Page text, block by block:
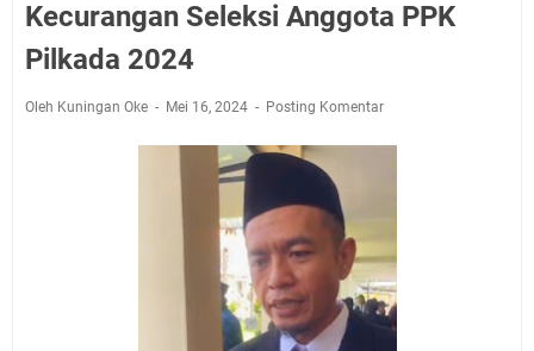
Kelaparan Meskipun Memiliki Sekarung Penuh Uang
Salat Lima Waktu itu Bukan Cuma Kewajiban, Tapi
juga Tempat Beristirahat yang Paling Menenangkan, Ini
Sangat Seru
Warga Mulai Kesulitan Air Bersih Akibat Kekeringan,
Polres Kuningan dan PAM Tirta Kamuning Salurakan
12 Ribu Liter
Uniku Jadi Tuan Rumah Pendampingan Penyusunan
Dokumen SPMI
Sudahkah Kita Merdeka Dari Hawa Nafsu?
Kecurangan Seleksi Anggota PPK
Pilkada 2024
Oleh Kuningan Oke Mei 16, 2024 Posting Komentar